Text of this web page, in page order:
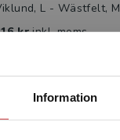
Information
L - Wästfelt, M
krinkl. moms